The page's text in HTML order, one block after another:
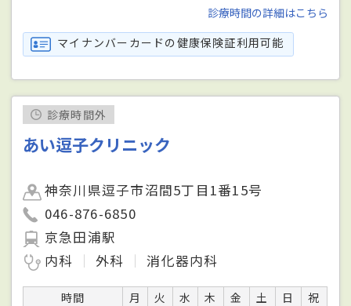
診療時間の詳細はこちら
マイナンバーカードの健康保険証利用可能
診療時間外
あい逗子クリニック
神奈川県逗子市沼間5丁目1番15号
046-876-6850
京急田浦駅
内科
外科 消化器内科
時間 月 火 水 木 金 土 日
祝